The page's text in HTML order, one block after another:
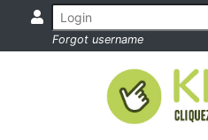
Forgot username